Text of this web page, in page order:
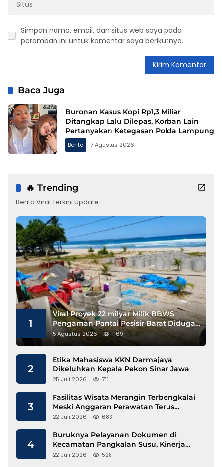
Simpan nama, email, dan situs web saya pada
peramban ini untuk komentar saya berikutnya.
Baca Juga
Buronan Kasus Kopi Rp1,3 Miliar
Ditangkap Lalu Dilepas, Korban Lain
Pertanyakan Ketegasan Polda Lampung
Berita 7 Agustus 2026
🔥 Trending
Berita Viral Terkini Update
1
Viral Proyek 22 milyar Milik BBWS
Pengaman Pantai Pesisir Barat Diduga
Gunakan Besi Banci
5 Agustus 2026 1169
2
Etika Mahasiswa KKN Darmajaya
Dikeluhkan Kepala Pekon Sinar Jawa
25 Juli 2026 711
3
Fasilitas Wisata Merangin Terbengkalai
Meski Anggaran Perawatan Terus
Mengalir
22 Juli 2026 683
4
Buruknya Pelayanan Dokumen di
Kecamatan Pangkalan Susu, Kinerja
Disdukcapil Langkat Disorot
22 Juli 2026 528